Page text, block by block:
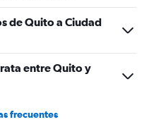
de Quito a Ciudad
entre Quito y
frecuentes